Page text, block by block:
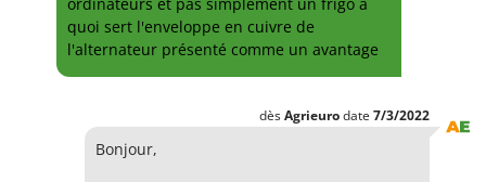
quoi sert l'enveloppe en cuivre de
l'alternateur présenté comme un avantage
dèsAgrieurodate 7/3/2022
Bonjour,